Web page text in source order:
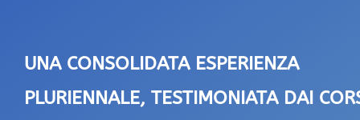
UNA CONSOLIDATA ESPERIENZA
PLURIENNALE, TESTIMONIATA DAI